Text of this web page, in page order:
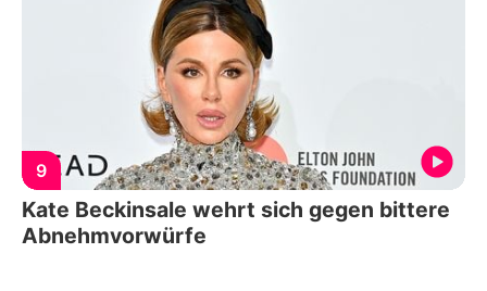
9
Kate Beckinsale wehrt sich gegen bittere
Abnehmvorwürfe